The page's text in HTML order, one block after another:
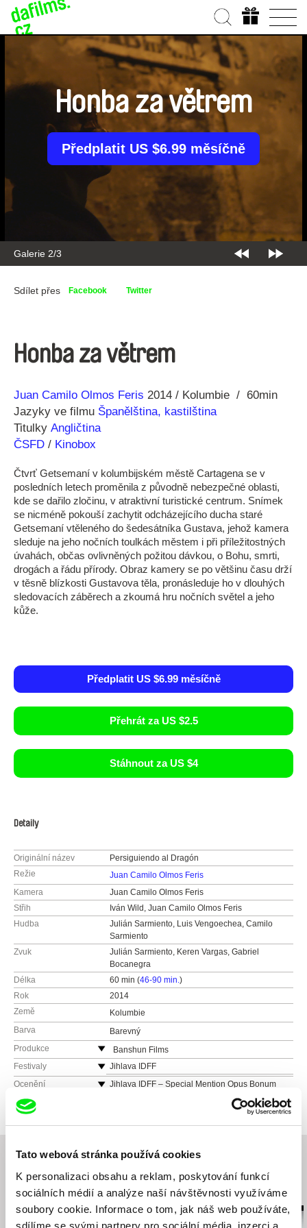
Tato webová stránka používá cookies
K personalizaci obsahu a reklam, poskytování funkcí
sociálních médií a analýze naší návštěvnosti využíváme
soubory cookie. Informace o tom, jak náš web používáte,
sdílíme se svými partnery pro sociální média, inzerci a
Galerie 2/3
Honba za větrem
Předplatit US $6.99 měsíčně
Sdílet přes Facebook Twitter
Honba za větrem
Režie
Juan Camilo Olmos Feris
Rok 2014 Kolumbie
60min
Jazyky ve filmu Španělština, kastilština
Titulky Angličtina
ČSFD / Kinobox
Čtvrť Getsemaní v kolumbijském městě Cartagena se v
posledních letech proměnila z původně nebezpečné oblasti,
kde se dařilo zločinu, v atraktivní turistické centrum. Snímek
se nicméně pokouší zachytit odcházejícího ducha staré
Getsemaní vtěleného do šedesátníka Gustava, jehož kamera
sleduje na jeho nočních toulkách městem i při příležitostných
úvahách, občas ovlivněných požitou dávkou, o Bohu, smrti,
drogách a řádu přírody. Obraz kamery se po většinu času drží
v těsně blízkosti Gustavova těla, pronásleduje ho v dlouhých
sledovacích záběrech a zkoumá hru nočních světel a jeho
kůže.
Předplatit US $6.99 měsíčně
Přehrát za US $2.5
Stáhnout za US $4
Detaily
Originální název
Persiguiendo al Dragón
Režie
Juan Camilo Olmos Feris
Kamera
Juan Camilo Olmos Feris
Střih
Iván Wild, Juan Camilo Olmos Feris
Hudba
Julián Sarmiento, Luis Vengoechea, Camilo
Sarmiento
Zvuk
Julián Sarmiento, Keren Vargas, Gabriel
Bocanegra
Délka
60 min (46-90 min.)
Rok
2014
Země
Kolumbie
Barva
Barevný
Produkce
Banshun Films
Kolumbie
tel: (+57) 3 186 614 308
Festivaly
Jihlava IDFF
Guadalajara IFF
Panorama Cine Colombiano
Ocenění
Jihlava IDFF – Special Mention Opus Bonum
Související filmy (20)